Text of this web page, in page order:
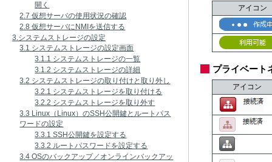
開く
2.7 仮想サーバの使用状況の確認
2.8 仮想サーバにNMIを送信する
3.システムストレージの設定
3.1 システムストレージの設定画面
3.1.1 システムストレージの一覧
3.1.2 システムストレージの詳細
3.2 システムストレージの取り付けと取り外し
3.2.1 システムストレージを取り付ける
3.2.2 システムストレージを取り外す
3.3 Linux（Linux）のSSH公開鍵とルートパス
ワードの設定
3.3.1 SSH公開鍵を設定する
3.3.2 ルートパスワードを設定する
3.4 OSのバックアップ／オンラインバックアッ
アイコン
プライベート
アイコン